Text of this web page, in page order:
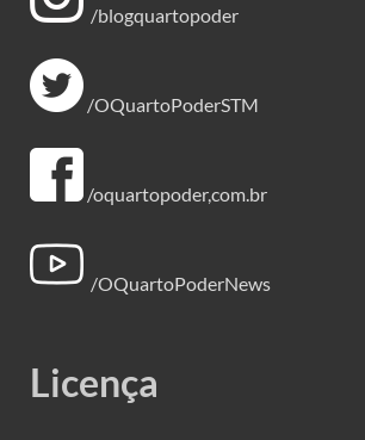
/blogquartopoder
/OQuartoPoderSTM
/oquartopoder,com.br
/OQuartoPoderNews
Licença